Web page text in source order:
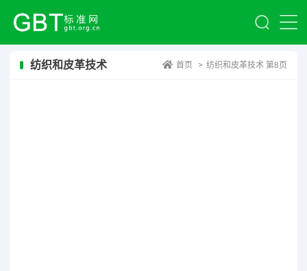
纺织和皮革技术 首页 > 纺织和皮革技术 第8页